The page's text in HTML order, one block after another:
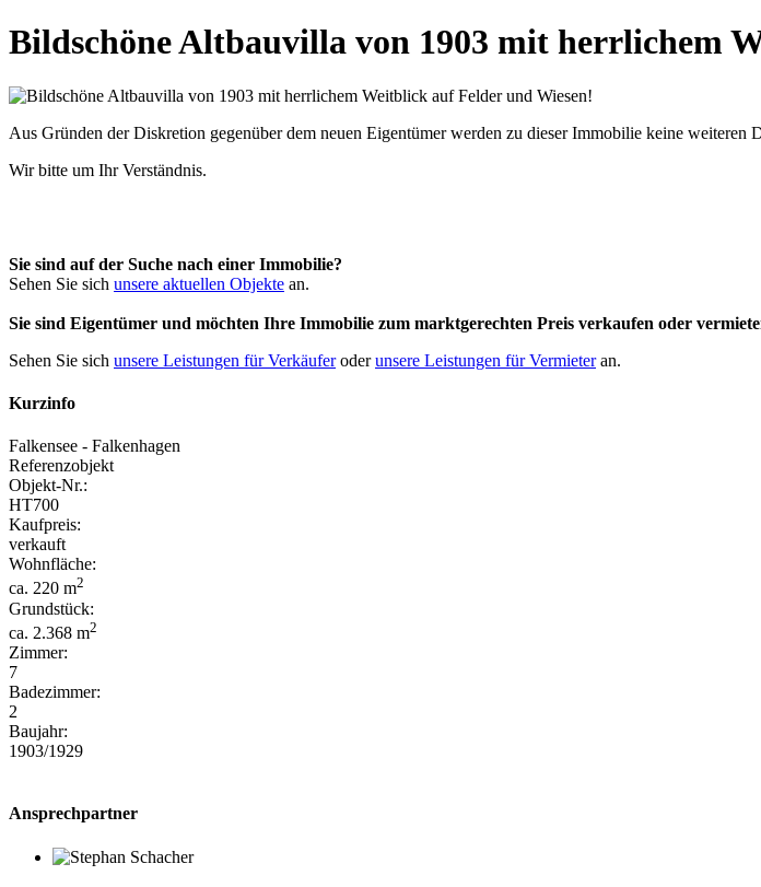
Bildschöne Altbauvilla von 1903 mit herrlichem
Aus Gründen der Diskretion gegenüber dem neuen Eigentümer werden zu dieser Immobilie keine weiteren
Wir bitte um Ihr Verständnis.
Sie sind auf der Suche nach einer Immobilie?
Sehen Sie sich unsere aktuellen Objekte an.
Sie sind Eigentümer und möchten Ihre Immobilie zum marktgerechten Preis verkaufen oder
Sehen Sie sich unsere Leistungen für Verkäuferoderunsere Leistungen für Vermieteran.
Kurzinfo
Falkensee - Falkenhagen
Referenzobjekt
Objekt-Nr.:
HT700
Kaufpreis:
verkauft
Wohnfläche:
ca. 220 m2
Grundstück:
ca. 2.368 m2
Zimmer:
7
Badezimmer:
2
Baujahr:
1903/1929
Ansprechpartner